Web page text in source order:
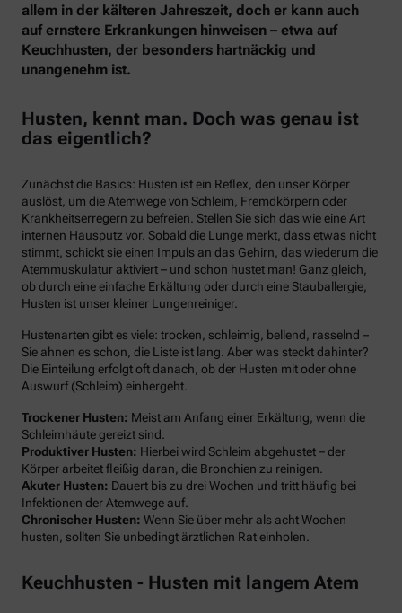
allem in der kälteren Jahreszeit, doch er kann auch
auf ernstere Erkrankungen hinweisen – etwa auf
Keuchhusten, der besonders hartnäckig und
unangenehm ist.
Husten, kennt man. Doch was genau ist
das eigentlich?
Zunächst die Basics: Husten ist ein Reflex, den unser Körper
auslöst, um die Atemwege von Schleim, Fremdkörpern oder
Krankheitserregern zu befreien. Stellen Sie sich das wie eine Art
internen Hausputz vor. Sobald die Lunge merkt, dass etwas nicht
stimmt, schickt sie einen Impuls an das Gehirn, das wiederum die
Atemmuskulatur aktiviert – und schon hustet man! Ganz gleich,
ob durch eine einfache Erkältung oder durch eine Stauballergie,
Husten ist unser kleiner Lungenreiniger.
Hustenarten gibt es viele: trocken, schleimig, bellend, rasselnd –
Sie ahnen es schon, die Liste ist lang. Aber was steckt dahinter?
Die Einteilung erfolgt oft danach, ob der Husten mit oder ohne
Auswurf (Schleim) einhergeht.
Trockener Husten: Meist am Anfang einer Erkältung, wenn die
Schleimhäute gereizt sind.
Produktiver Husten: Hierbei wird Schleim abgehustet – der
Körper arbeitet fleißig daran, die Bronchien zu reinigen.
Akuter Husten: Dauert bis zu drei Wochen und tritt häufig bei
Infektionen der Atemwege auf.
Chronischer Husten: Wenn Sie über mehr als acht Wochen
husten, sollten Sie unbedingt ärztlichen Rat einholen.
Keuchhusten - Husten mit langem Atem